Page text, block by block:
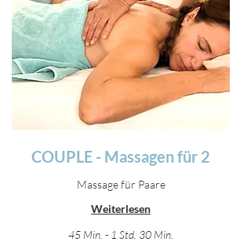
COUPLE - Massagen für 2
Massage für Paare
Weiterlesen
45 Min. - 1 Std. 30 Min.